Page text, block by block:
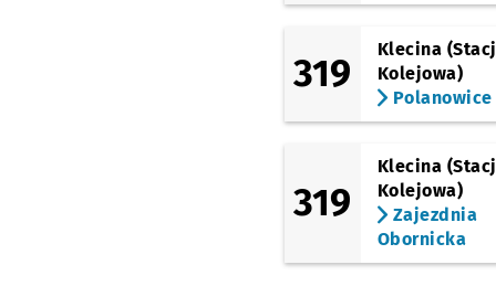
319
Klecina
Kolejowa)
Polanowice
319
Klecina
Kolejowa)
Zajezdnia
Obornicka